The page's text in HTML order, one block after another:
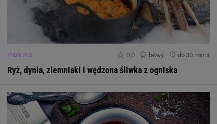
PRZEPIS 0,0 łatwy do 30 minut
Ryż, dynia, ziemniaki i wędzona śliwka z ogniska